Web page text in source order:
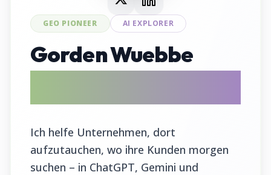
GEO PIONEER AI EXPLORER
Gorden Wuebbe
Ich helfe Unternehmen, dort
aufzutauchen, wo ihre Kunden morgen
suchen – in ChatGPT, Gemini und